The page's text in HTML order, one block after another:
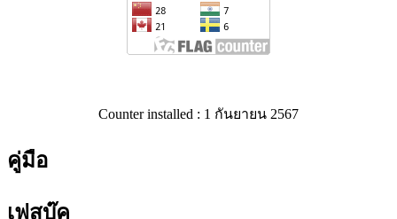
Counter installed : 1 กันยายน 2567
คู่มือ
เฟสบุ๊ค